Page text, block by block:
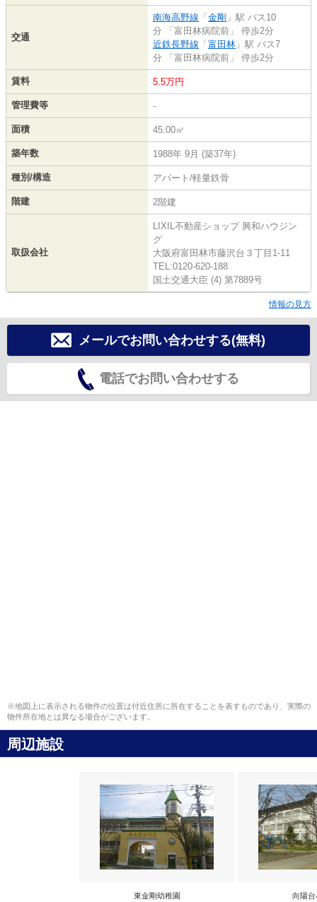
交通
南海高野線 「 金剛 」駅 バス10
分 「富田林病院前」 停歩2分
近鉄長野線 「 富田林 」駅 バス7
分 「富田林病院前」 停歩2分
賃料 5.5万円
管理費等 -
面積 45.00㎡
築年数 1988年 9月 (築37年)
種別/構造 アパート/軽量鉄骨
階建 2階建
取扱会社
LIXIL不動産ショップ 興和ハウジン
グ
大阪府富田林市藤沢台３丁目1-11
TEL:0120-620-188
国土交通大臣 (4) 第7889号
情報の見方
メールでお問い合わせする(無料)
電話でお問い合わせする
※地図上に表示される物件の位置は付近住所に所在することを表すものであり、実際の
物件所在地とは異なる場合がございます。
周辺施設
東金剛幼稚園 向陽台